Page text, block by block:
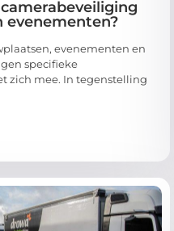
evenementen?
evenementen en
specifieke
zich mee. In tegenstelling